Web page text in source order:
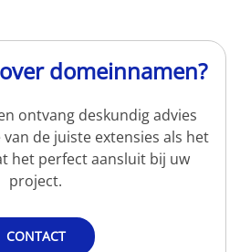
domeinnamen?
ontvang deskundig advies
de juiste extensies als het
het perfect aansluit bij uw
project.
CONTACT